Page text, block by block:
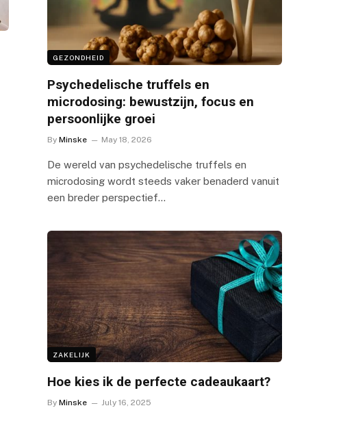
GEZONDHEID
Psychedelische truffels en
microdosing: bewustzijn, focus en
persoonlijke groei
By Minske May 18, 2026
De wereld van psychedelische truffels en
microdosing wordt steeds vaker benaderd vanuit
een breder perspectief…
ZAKELIJK
Hoe kies ik de perfecte cadeaukaart?
By Minske July 16, 2025